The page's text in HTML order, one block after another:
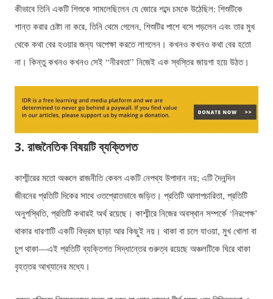
কীভাবে তিনি একটি শিশুকে সামলেছিলেন যে জোরে শব্দে চমকে উঠেছিল: শিশুটিকে
শান্ত করার চেষ্টা না করে, তিনি থেমে গেলেন, শিশুটির পাশে বসে পড়লেন এবং তার মুখ
থেকে কথা বের হওয়ার জন্য অপেক্ষা করতে লাগলেন। কখনও কখনও কথা বের হতো
না। কিন্তু কখনও কখনও সেই “নীরবতা” নিজেই এক স্বস্তির জায়গা হয়ে উঠত।
3. রাজনৈতিক বিষয়টি ব্যক্তিগত
কাশ্মীরের মতো অঞ্চলে রাজনীতি কেবল একটি নেপথ্য উপাদান নয়; এটি দৈনন্দিন
জীবনের প্রতিটি দিকের সাথে ওতপ্রোতভাবে জড়িত। প্রতিটি আলাপচারিতা, প্রতিটি
অনুপস্থিতি, প্রতিটি কথারই অর্থ রয়েছে। কাশ্মীরে নিজের অবস্থান সম্পর্কে ‘নিরপেক্ষ’
থাকার ধারণাটি একটি বিভ্রম ছাড়া আর কিছুই নয়। থাকা বা চলে যাওয়া, মুখ খোলা বা
চুপ থাকা—এই প্রতিটি ব্যক্তিগত সিদ্ধান্তের গুরুত্ব রয়েছে অঞ্চলটিকে ঘিরে থাকা
বৃহত্তর আখ্যানের মধ্যে।